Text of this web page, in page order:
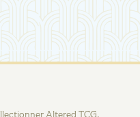
Altered TCG.